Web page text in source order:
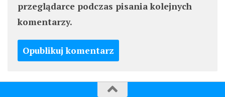
przeglądarce podczas pisania kolejnych
komentarzy.